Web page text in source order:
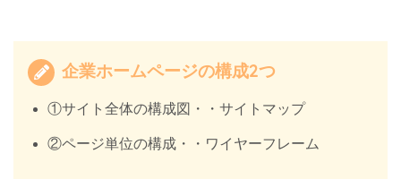
企業ホームページの構成2つ
①サイト全体の構成図・・サイトマップ
②ページ単位の構成・・ワイヤーフレーム